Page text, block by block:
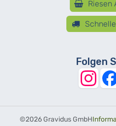
Riesen
Folgen
©2026 Gravidus GmbH